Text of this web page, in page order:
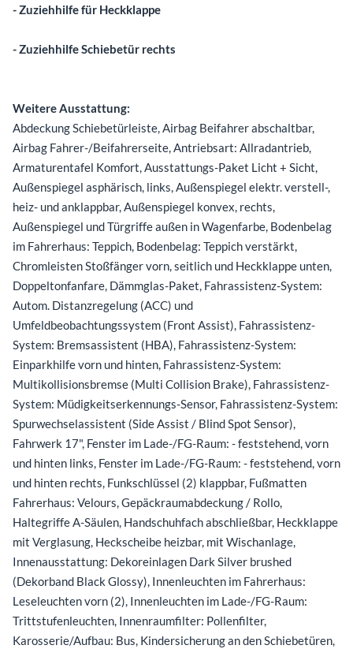
- Zuziehhilfe für Heckklappe
- Zuziehhilfe Schiebetür rechts
Weitere Ausstattung:
Abdeckung Schiebetürleiste, Airbag Beifahrer abschaltbar,
Airbag Fahrer-/Beifahrerseite, Antriebsart: Allradantrieb,
Armaturentafel Komfort, Ausstattungs-Paket Licht + Sicht,
Außenspiegel asphärisch, links, Außenspiegel elektr. verstell-,
heiz- und anklappbar, Außenspiegel konvex, rechts,
Außenspiegel und Türgriffe außen in Wagenfarbe, Bodenbelag
im Fahrerhaus: Teppich, Bodenbelag: Teppich verstärkt,
Chromleisten Stoßfänger vorn, seitlich und Heckklappe unten,
Doppeltonfanfare, Dämmglas-Paket, Fahrassistenz-System:
Autom. Distanzregelung (ACC) und
Umfeldbeobachtungssystem (Front Assist), Fahrassistenz-
System: Bremsassistent (HBA), Fahrassistenz-System:
Einparkhilfe vorn und hinten, Fahrassistenz-System:
Multikollisionsbremse (Multi Collision Brake), Fahrassistenz-
System: Müdigkeitserkennungs-Sensor, Fahrassistenz-System:
Spurwechselassistent (Side Assist / Blind Spot Sensor),
Fahrwerk 17", Fenster im Lade-/FG-Raum: - feststehend, vorn
und hinten links, Fenster im Lade-/FG-Raum: - feststehend, vorn
und hinten rechts, Funkschlüssel (2) klappbar, Fußmatten
Fahrerhaus: Velours, Gepäckraumabdeckung / Rollo,
Haltegriffe A-Säulen, Handschuhfach abschließbar, Heckklappe
mit Verglasung, Heckscheibe heizbar, mit Wischanlage,
Innenausstattung: Dekoreinlagen Dark Silver brushed
(Dekorband Black Glossy), Innenleuchten im Fahrerhaus:
Leseleuchten vorn (2), Innenleuchten im Lade-/FG-Raum:
Trittstufenleuchten, Innenraumfilter: Pollenfilter,
Karosserie/Aufbau: Bus, Kindersicherung an den Schiebetüren,